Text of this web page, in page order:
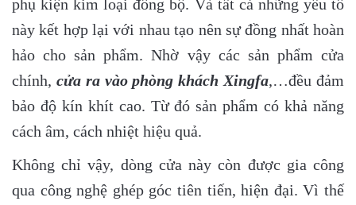
phụ kiện kim loại đồng bộ. Và tất cả những yếu tố
này kết hợp lại với nhau tạo nên sự đồng nhất hoàn
hảo cho sản phẩm. Nhờ vậy các sản phẩm cửa
chính, cửa ra vào phòng khách Xingfa,…đều đảm
bảo độ kín khít cao. Từ đó sản phẩm có khả năng
cách âm, cách nhiệt hiệu quả.
Không chỉ vậy, dòng cửa này còn được gia công
qua công nghệ ghép góc tiên tiến, hiện đại. Vì thế